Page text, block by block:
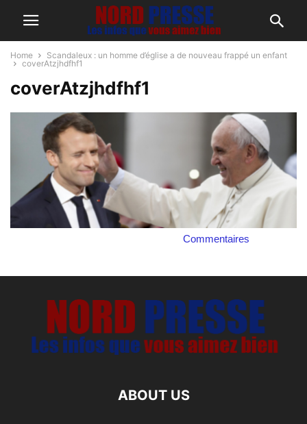
Home
Scandaleux : un homme d’église a de nouveau frappé un enfant
coverAtzjhdfhf1
coverAtzjhdfhf1
Commentaires
ABOUT US